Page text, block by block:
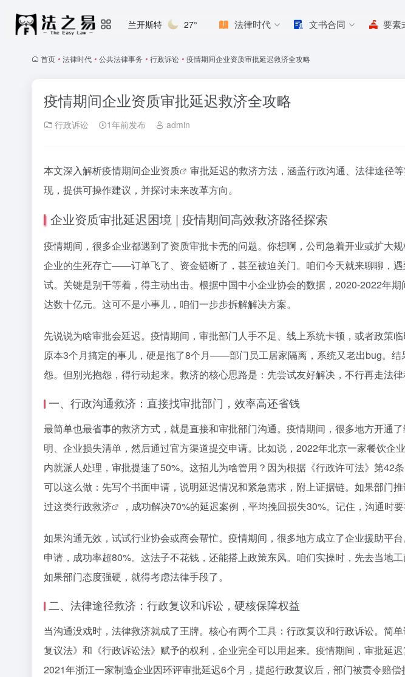
兰开斯特 27° 法律时代 文书合同 要素
首页 • 法律时代 • 公共法律事务 • 行政诉讼 • 疫情期间企业资质审批延迟救济全攻略
疫情期间企业资质审批延迟救济全攻略
行政诉讼 1年前发布 admin
本文深入解析疫情期间企业资质
审批延迟的救济方法，涵盖行政沟通、法律途径
现，提供可操作建议，并探讨未来改革方向。
企业资质审批延迟困境 | 疫情期间高效救济路径探索
疫情期间，很多企业都遇到了资质审批卡壳的问题。你想啊，公司急着开业或扩大
企业的生死存亡——订单飞了、资金链断了，甚至被迫关门。咱们今天就来聊聊，
试。关键是别干等着，得主动出击。根据中国中小企业协会的数据，2020-2022年
达数十亿元。这可不是小事儿，咱们一步步拆解解决方案。
先说说为啥审批会延迟。疫情期间，审批部门人手不足、线上系统卡顿，或者政策
原本3个月搞定的事儿，硬是拖了8个月——部门员工居家隔离，系统又老出bug。
怨。但别光抱怨，得行动起来。救济的核心思路是：先尝试友好解决，不行再走法
一、行政沟通救济：直接找审批部门，效率高还省钱
最简单也最省事的救济方式，就是直接和审批部门沟通。疫情期间，很多地方开通
明、企业损失清单，然后通过官方渠道提交申请。比如说，2022年北京一家餐饮
内就派人处理，审批提速了50%。这招儿为啥管用？因为根据《行政许可法》第
可以这么做：先写个书面申请，说明延迟情况和紧急需求，附上证据链。如果部门
过这类行政救济 ，成功解决70%的延迟案例，平均挽回损失30%。记住，沟通时
如果沟通无效，试试行业协会或商会帮忙。疫情期间，很多地方成立了企业援助平
申请，成功率超80%。这法子不花钱，还能搭上政策东风。咱们实操时，先去当
如果部门态度强硬，就得考虑法律手段了。
二、法律途径救济：行政复议和诉讼，硬核保障权益
当沟通没戏时，法律救济就成了王牌。核心有两个工具：行政复议和行政诉讼。简
复议法》和《行政诉讼法》赋予的权利，企业完全可以用起来。疫情期间，审批延
2021年浙江一家制造企业因环评审批延迟6个月，提起行政复议后，部门被责令赔